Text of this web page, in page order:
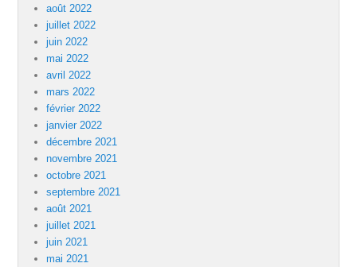
août 2022
juillet 2022
juin 2022
mai 2022
avril 2022
mars 2022
février 2022
janvier 2022
décembre 2021
novembre 2021
octobre 2021
septembre 2021
août 2021
juillet 2021
juin 2021
mai 2021